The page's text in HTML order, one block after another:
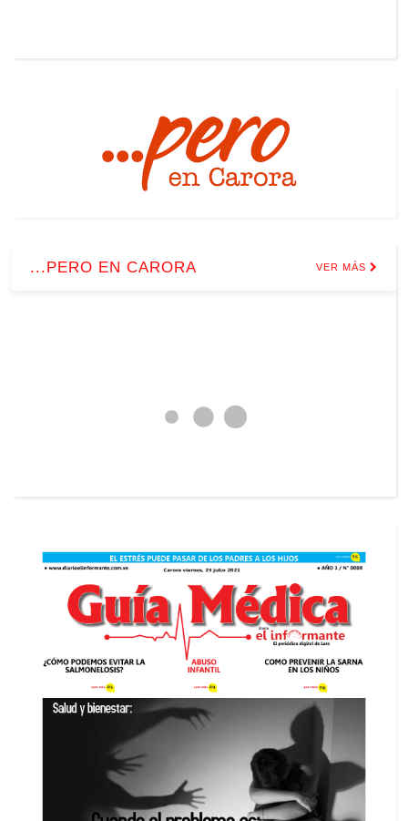
...PERO EN CARORA VER MÁS